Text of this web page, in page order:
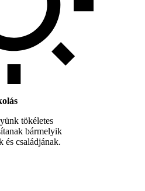
tökéletes
bármelyik
és családjának.